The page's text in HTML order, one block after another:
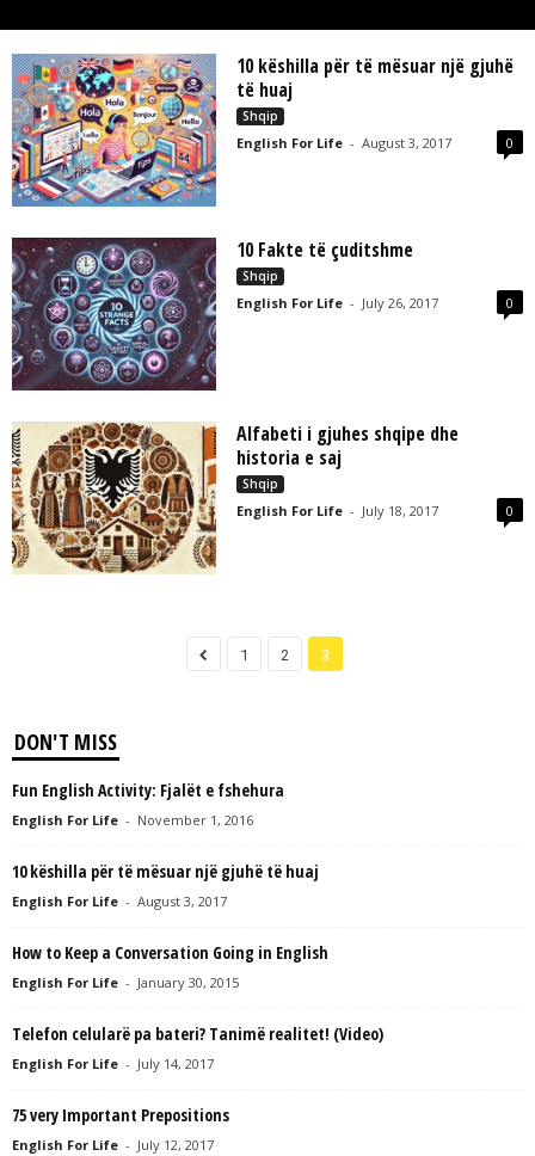
L
10 këshilla për të mësuar një gjuhë
të huaj
Shqip
English For Life - August 3, 2017 0
10 Fakte të çuditshme
Shqip
English For Life - July 26, 2017 0
Alfabeti i gjuhes shqipe dhe
historia e saj
Shqip
English For Life - July 18, 2017 0
1 2 3
DON'T MISS
Fun English Activity: Fjalët e fshehura
English For Life - November 1, 2016
10 këshilla për të mësuar një gjuhë të huaj
English For Life - August 3, 2017
How to Keep a Conversation Going in English
English For Life - January 30, 2015
Telefon celularë pa bateri? Tanimë realitet! (Video)
English For Life - July 14, 2017
75 very Important Prepositions
English For Life - July 12, 2017